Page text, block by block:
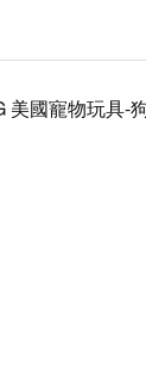
美國寵物玩具-